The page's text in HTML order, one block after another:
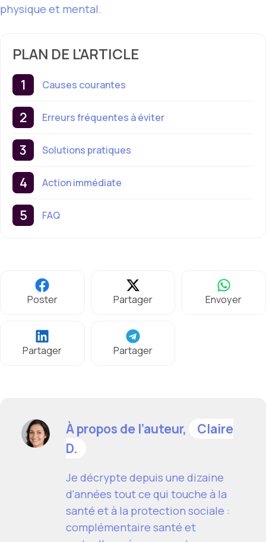
physique et mental.
PLAN DE L'ARTICLE
Causes courantes
Erreurs fréquentes à éviter
Solutions pratiques
Action immédiate
FAQ
Poster Partager Envoyer
Partager Partager
À propos de l’auteur,
Claire
D.
Je décrypte depuis une dizaine
d'années tout ce qui touche à la
santé et à la protection sociale :
complémentaire santé et